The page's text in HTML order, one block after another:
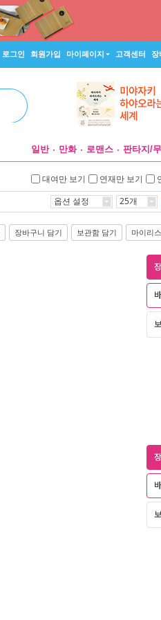
로그인 회원가입 마이페이지 고객센터 장
일반 만화 로맨스 판타지/
대여만 보기 연재만 보기
옵션 설정 25개
장바구니 담기 보관함 담기 마이리